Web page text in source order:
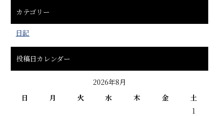
カテゴリー
日記
投稿日カレンダー
2026年8月
日
月 火 水 木 金 土
1